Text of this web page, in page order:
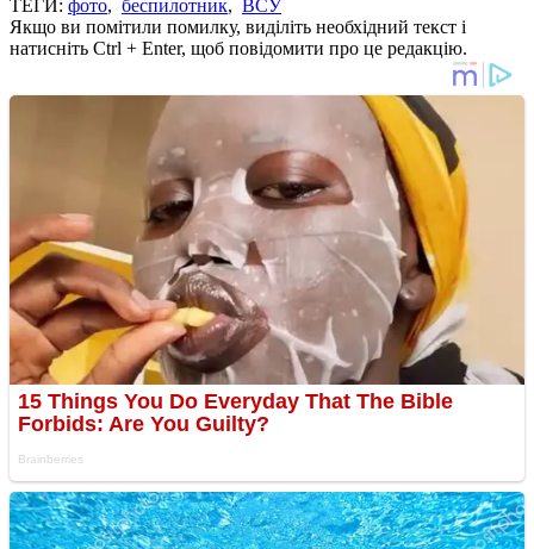
ТЕГИ: фото, беспилотник, ВСУ
Якщо ви помітили помилку, виділіть необхідний текст і
натисніть Ctrl + Enter, щоб повідомити про це редакцію.